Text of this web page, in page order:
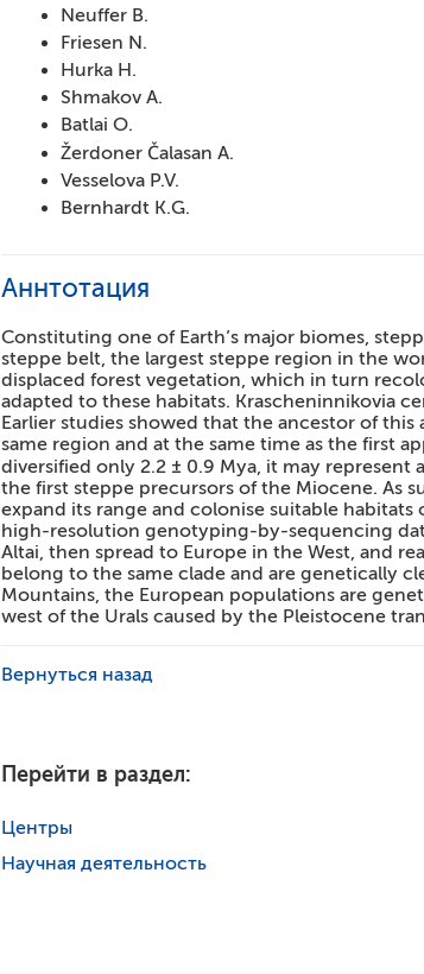
Вакантные места
Neuffer B.
Friesen N.
Hurka H.
Shmakov A.
Batlai O.
Žerdoner Čalasan A.
Vesselova P.V.
Bernhardt K.G.
Аннтотация
Constituting one of Earth’s major biomes,
steppe belt, the largest steppe region in the
displaced forest vegetation, which in turn
adapted to these habitats. Krascheninnikovia
Earlier studies showed that the ancestor of
same region and at the same time as the first
diversified only 2.2 ± 0.9 Mya, it may
the first steppe precursors of the Miocene. As
expand its range and colonise suitable
high-resolution genotyping-by-sequencing
Altai, then spread to Europe in the West, and
belong to the same clade and are genetically
Mountains, the European populations are
west of the Urals caused by the Pleistocene
Вернуться назад
Перейти в раздел:
Центры
Научная деятельность